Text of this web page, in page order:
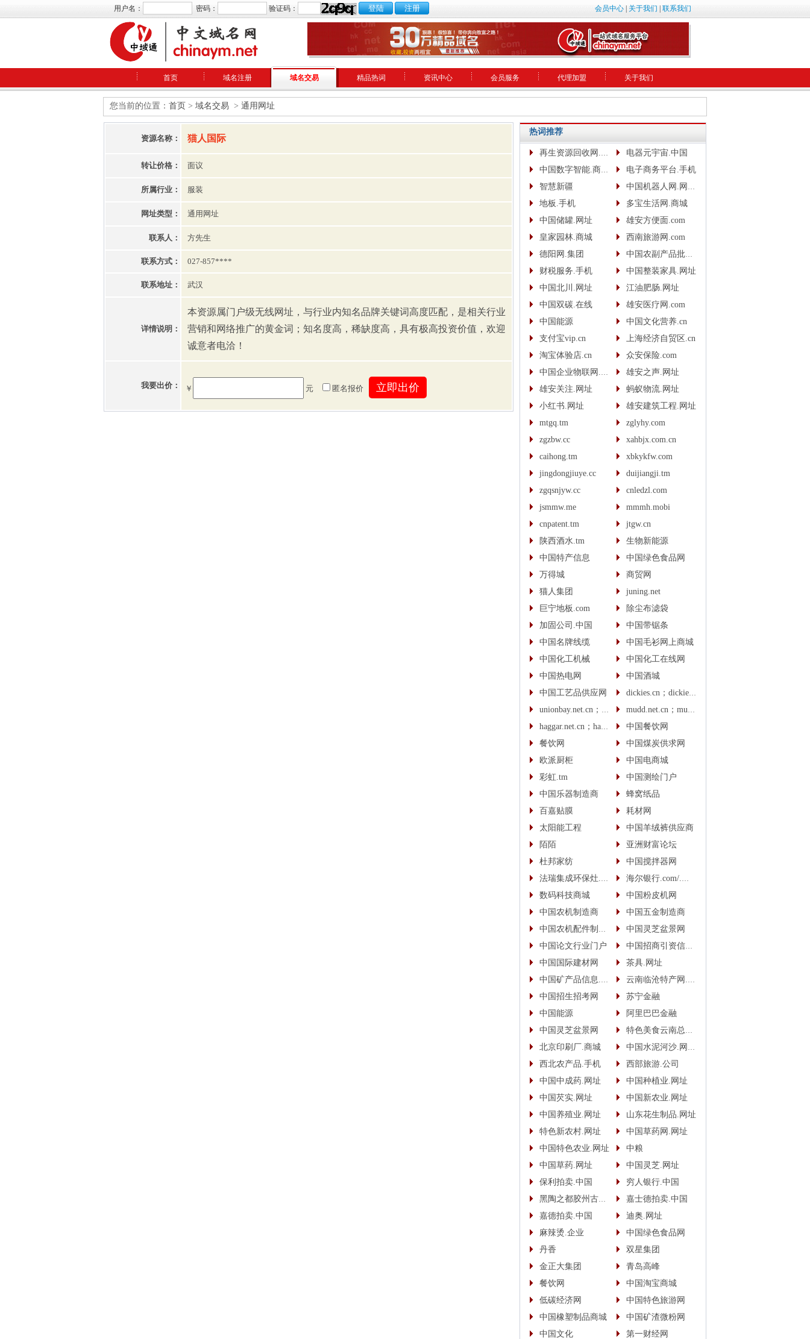
会员中心 关于我们 联系我们
用户名： 密码： 验证码：
首页 域名注册 域名交易 精品热词 资讯中心 会员服务 代理加盟 关于我们
您当前的位置： 首页 > 域名交易 > 通用网址
资源名称： 猫人国际
转让价格： 面议
所属行业： 服装
网址类型： 通用网址
联系人： 方先生
联系方式： 027-857****
联系地址： 武汉
详情说明：
本资源属门户级无线网址，与行业内知名品牌关键词高度匹配，是相关行业
营销和网络推广的黄金词；知名度高，稀缺度高，具有极高投资价值，欢迎
诚意者电洽！
我要出价： ￥ 元 匿名报价
热词推荐
再生资源回收网.网址
电器元宇宙.中国
中国数字智能.商城.网址.中文网
电子商务平台.手机
智慧新疆
中国机器人网.网址www.robotcn.top
地板.手机
多宝生活网.商城
中国储罐.网址
雄安方便面.com
皇家园林.商城
西南旅游网.com
德阳网.集团
中国农副产品批发网.com
财税服务.手机
中国整装家具.网址
中国北川.网址
江油肥肠.网址
中国双碳.在线
雄安医疗网.com
中国能源
中国文化营养.cn
支付宝vip.cn
上海经济自贸区.cn
淘宝体验店.cn
众安保险.com
中国企业物联网.com
雄安之声.网址
雄安关注.网址
蚂蚁物流.网址
小红书.网址
雄安建筑工程.网址
mtgq.tm
zglyhy.com
zgzbw.cc
xahbjx.com.cn
caihong.tm
xbkykfw.com
jingdongjiuye.cc
duijiangji.tm
zgqsnjyw.cc
cnledzl.com
jsmmw.me
mmmh.mobi
cnpatent.tm
jtgw.cn
陕西酒水.tm
生物新能源
中国特产信息
中国绿色食品网
万得城
商贸网
猫人集团
juning.net
巨宁地板.com
除尘布滤袋
加固公司.中国
中国带锯条
中国名牌线缆
中国毛衫网上商城
中国化工机械
中国化工在线网
中国热电网
中国酒城
中国工艺品供应网
dickies.cn；dickies.cc
unionbay.net.cn；unionbay.cn
mudd.net.cn；mudd.cn
haggar.net.cn；haggar.cn
中国餐饮网
餐饮网
中国煤炭供求网
欧派厨柜
中国电商城
彩虹.tm
中国测绘门户
中国乐器制造商
蜂窝纸品
百嘉贴膜
耗材网
太阳能工程
中国羊绒裤供应商
陌陌
亚洲财富论坛
杜邦家纺
中国搅拌器网
法瑞集成环保灶.中国
海尔银行.com/.中国
数码科技商城
中国粉皮机网
中国农机制造商
中国五金制造商
中国农机配件制造商
中国灵芝盆景网
中国论文行业门户
中国招商引资信息网
中国国际建材网
茶具.网址
中国矿产品信息.网址
云南临沧特产网.网址
中国招生招考网
苏宁金融
中国能源
阿里巴巴金融
中国灵芝盆景网
特色美食云南总代.商城
北京印刷厂.商城
中国水泥河沙.网址(.手机)
西北农产品.手机
西部旅游.公司
中国中成药.网址
中国种植业.网址
中国芡实.网址
中国新农业.网址
中国养殖业.网址
山东花生制品.网址
特色新农村.网址
中国草药网.网址
中国特色农业.网址
中粮
中国草药.网址
中国灵芝.网址
保利拍卖.中国
穷人银行.中国
黑陶之都胶州古酿.中国
嘉士德拍卖.中国
嘉德拍卖.中国
迪奥.网址
麻辣烫.企业
中国绿色食品网
丹香
双星集团
金正大集团
青岛高峰
餐饮网
中国淘宝商城
低碳经济网
中国特色旅游网
中国橡塑制品商城
中国矿渣微粉网
中国文化
第一财经网